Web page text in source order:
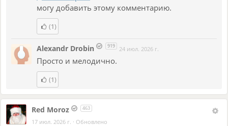
могу добавить этому комментарию.
(1)
Alexandr Drobin 919 24 июл. 2026 г.
Просто и мелодично.
(1)
Red Moroz 463
17 июл. 2026 г. · Обновлено